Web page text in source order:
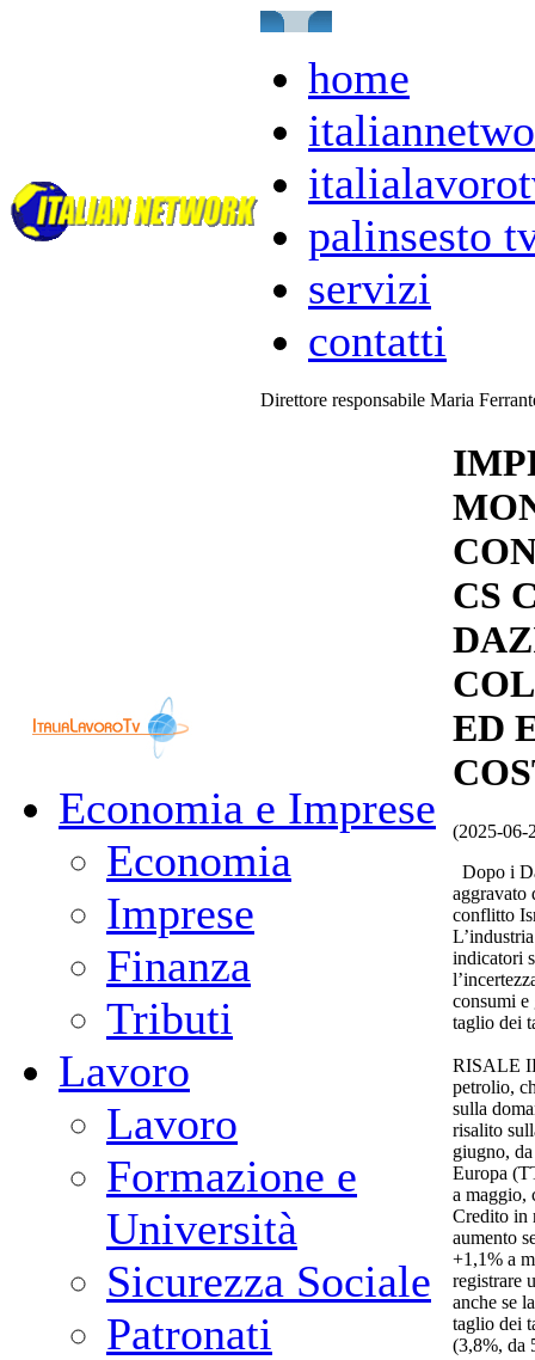
home
palinsesto
servizi
contatti
Direttore responsabile Maria
Economia e Imprese
Economia
Imprese
Finanza
Tributi
Lavoro
Lavoro
Formazione e
Università
Sicurezza Sociale
Patronati
CS
ED
(2025-06-
Dopo i
aggravato
conflitto
indicatori
consumi
taglio dei
RISALE
petrolio,
sulla
risalito
giugno,
Europa
a maggio,
Credito in
aumento
+1,1% a
registrare
anche se
taglio dei
(3,8%, da